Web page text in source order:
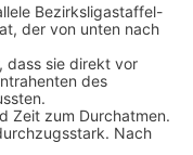
Bezirksligastaffel-
der von unten nach
dass sie direkt vor
des
Zeit zum Durchatmen.
Nach